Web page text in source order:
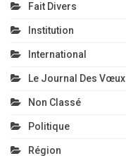
Fait Divers
Institution
International
Le Journal Des Vœux
Non Classé
Politique
Région